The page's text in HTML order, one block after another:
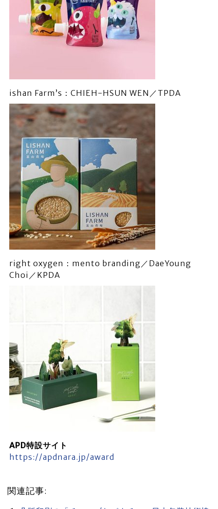
ishan Farm’s：CHIEH-HSUN WEN／TPDA
right oxygen：mento branding／DaeYoung
Choi／KPDA
APD特設サイト
https://apdnara.jp/award
関連記事: